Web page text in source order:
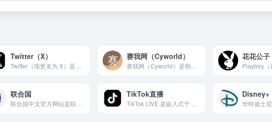
Twitter（X） 赛我网（Cyworld） 花花公子
联合国 TikTok直播 Disney+